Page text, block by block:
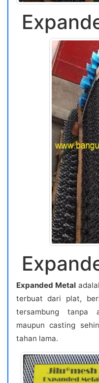
Expanded Metal
terbuat dari plat,
tersambung tanpa
maupun casting
tahan lama.